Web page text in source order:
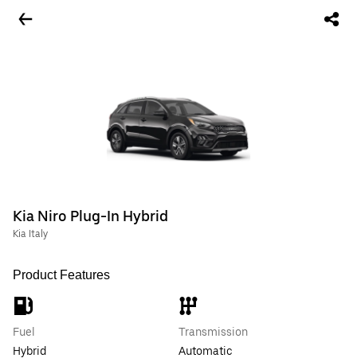
Kia Niro Plug-In Hybrid
Kia Italy
Product Features
Fuel
Hybrid
Transmission
Automatic